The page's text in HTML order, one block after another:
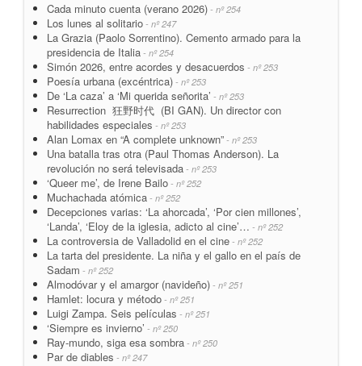
Cada minuto cuenta (verano 2026) - nº 254
Los lunes al solitario - nº 247
La Grazia (Paolo Sorrentino). Cemento armado para la
presidencia de Italia - nº 254
Simón 2026, entre acordes y desacuerdos - nº 253
Poesía urbana (excéntrica) - nº 253
De ‘La caza’ a ‘Mi querida señorita’ - nº 253
Resurrection 狂野时代 (BI GAN). Un director con
habilidades especiales - nº 253
Alan Lomax en “A complete unknown” - nº 253
Una batalla tras otra (Paul Thomas Anderson). La
revolución no será televisada - nº 253
‘Queer me’, de Irene Bailo - nº 252
Muchachada atómica - nº 252
Decepciones varias: ‘La ahorcada’, ‘Por cien millones’,
‘Landa’, ‘Eloy de la iglesia, adicto al cine’… - nº 252
La controversia de Valladolid en el cine - nº 252
La tarta del presidente. La niña y el gallo en el país de
Sadam - nº 252
Almodóvar y el amargor (navideño) - nº 251
Hamlet: locura y método - nº 251
Luigi Zampa. Seis películas - nº 251
‘Siempre es invierno’ - nº 250
Ray-mundo, siga esa sombra - nº 250
Par de diables - nº 247